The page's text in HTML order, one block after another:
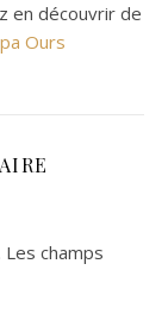
en découvrir de
Ours
Les champs